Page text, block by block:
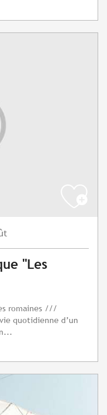
"Les
romaines ///
quotidienne d’un